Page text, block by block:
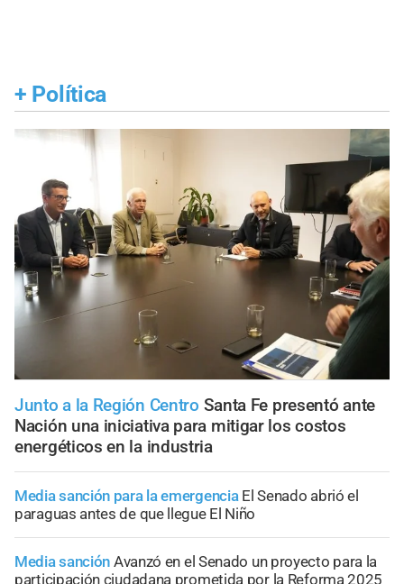
+ Política
Junto a la Región Centro Santa Fe presentó ante
Nación una iniciativa para mitigar los costos
energéticos en la industria
Media sanción para la emergencia El Senado abrió el
paraguas antes de que llegue El Niño
Media sanción Avanzó en el Senado un proyecto para la
participación ciudadana prometida por la Reforma 2025